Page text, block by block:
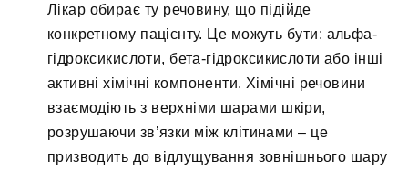
Лікар обирає ту речовину, що підійде
конкретному пацієнту. Це можуть бути: альфа-
гідроксикислоти, бета-гідроксикислоти або інші
активні хімічні компоненти. Хімічні речовини
взаємодіють з верхніми шарами шкіри,
розрушаючи зв’язки між клітинами – це
призводить до відлущування зовнішнього шару